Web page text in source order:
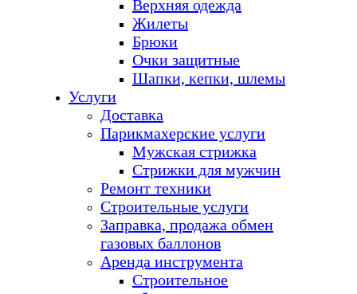
Верхняя одежда
Жилеты
Брюки
Очки защитные
Шапки, кепки, шлемы
Услуги
Доставка
Парикмахерские услуги
Мужская стрижка
Стрижки для мужчин
Ремонт техники
Строительные услуги
Заправка, продажа обмен
газовых баллонов
Аренда инструмента
Строительное